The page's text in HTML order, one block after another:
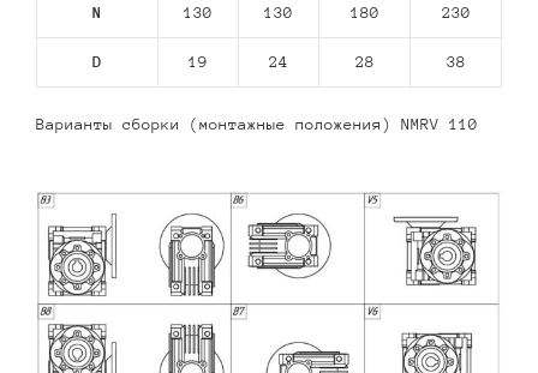
N 130 130 180 230
D 19 24 28 38
Варианты сборки (монтажные положения) NMRV 110